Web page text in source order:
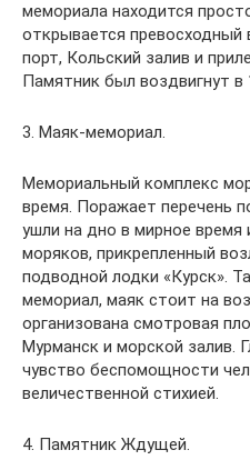
мемориала находится
открывается превосходный
порт, Кольский залив и
Памятник был воздвигнут в
3. Маяк-мемориал.
Мемориальный комплекс
время. Поражает перечень
ушли на дно в мирное время
моряков, прикрепленный
подводной лодки «Курск».
мемориал, маяк стоит на
организована смотровая
Мурманск и морской залив.
чувство беспомощности
величественной стихией.
4. Памятник Ждущей.